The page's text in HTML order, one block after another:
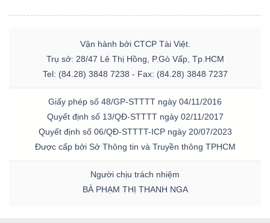
Vận hành bởi CTCP Tài Việt.
Trụ sở: 28/47 Lê Thị Hồng, P.Gò Vấp, Tp.HCM
Tel: (84.28) 3848 7238 - Fax: (84.28) 3848 7237
Giấy phép số 48/GP-STTTT ngày 04/11/2016
Quyết định số 13/QĐ-STTTT ngày 02/11/2017
Quyết định số 06/QĐ-STTTT-ICP ngày 20/07/2023
Được cấp bởi Sở Thông tin và Truyền thông TPHCM
Người chịu trách nhiệm
BÀ PHẠM THỊ THANH NGA